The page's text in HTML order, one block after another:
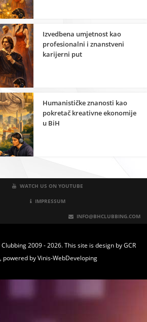
Izvedbena umjetnost kao
profesionalni i znanstveni
karijerni put
Humanističke znanosti kao
pokretač kreativne ekonomije
u BiH
WATCH US ON YOUTUBE
IMPRESSUM
INFO@BHCLUBBING.COM
2009 - 2026. This site is design byGCR
, powered byVinis-WebDeveloping